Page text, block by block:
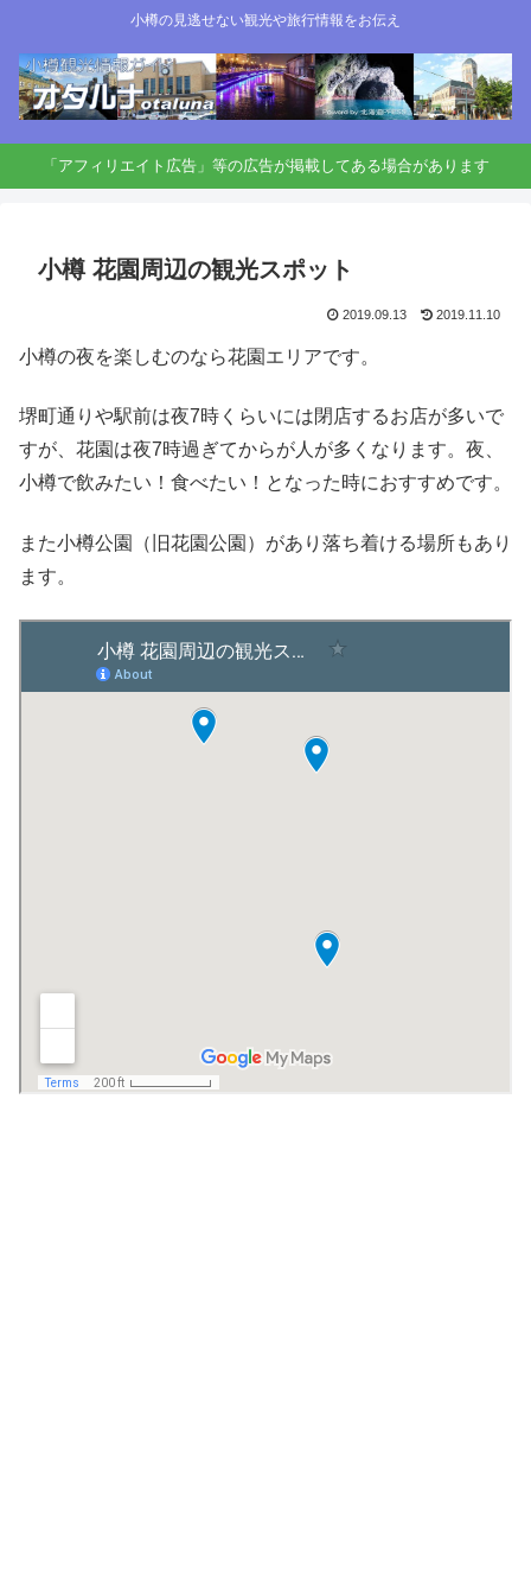
小樽の見逃せない観光や旅行情報をお伝え
「アフィリエイト広告」等の広告が掲載してある場合があります
小樽 花園周辺の観光スポット
2019.09.13 2019.11.10
小樽の夜を楽しむのなら花園エリアです。
堺町通りや駅前は夜7時くらいには閉店するお店が多いで
すが、花園は夜7時過ぎてからが人が多くなります。夜、
小樽で飲みたい！食べたい！となった時におすすめです。
また小樽公園（旧花園公園）があり落ち着ける場所もあり
ます。